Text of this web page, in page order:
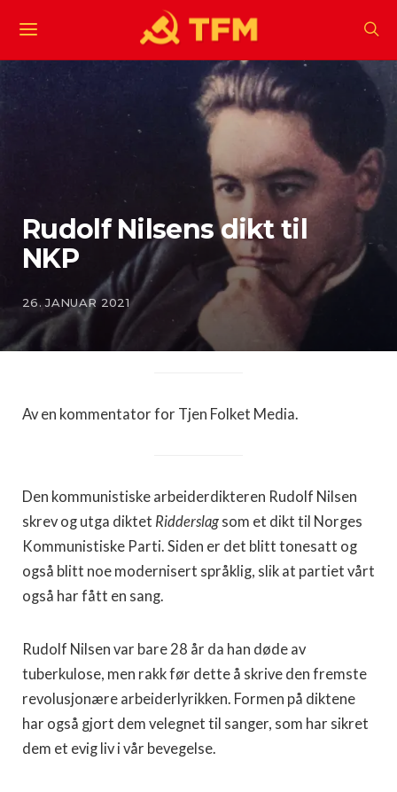
Rudolf Nilsens dikt til
NKP
26. JANUAR 2021
Av en kommentator for Tjen Folket Media.
Den kommunistiske arbeiderdikteren Rudolf Nilsen
skrev og utga diktet Ridderslag som et dikt til Norges
Kommunistiske Parti. Siden er det blitt tonesatt og
også blitt noe modernisert språklig, slik at partiet vårt
også har fått en sang.
Rudolf Nilsen var bare 28 år da han døde av
tuberkulose, men rakk før dette å skrive den fremste
revolusjonære arbeiderlyrikken. Formen på diktene
har også gjort dem velegnet til sanger, som har sikret
dem et evig liv i vår bevegelse.